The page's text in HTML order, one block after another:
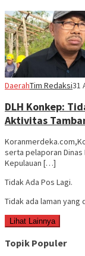
DaerahTim Redaksi31
DLH Konkep:
Aktivitas
serta pelaporan Dinas
Kepulauan […]
Tidak Ada Pos Lagi.
Tidak ada laman yang
Lihat Lainnya
Topik Populer